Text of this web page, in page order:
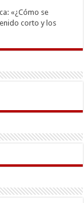
«¿Cómo se
corto y los